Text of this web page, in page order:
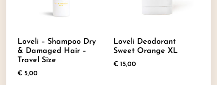
Loveli – Shampoo Dry
& Damaged Hair –
Travel Size
€ 5,00
Loveli Deodorant
Sweet Orange XL
€ 15,00